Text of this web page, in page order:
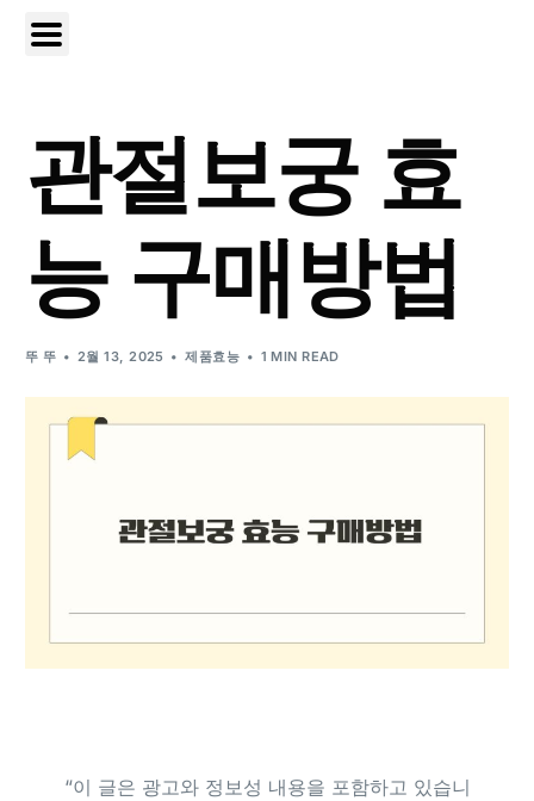
관절보궁 효
능 구매방법
뚜 뚜 2월 13, 2025 제품효능 1 MIN READ
“이 글은 광고와 정보성 내용을 포함하고 있습니